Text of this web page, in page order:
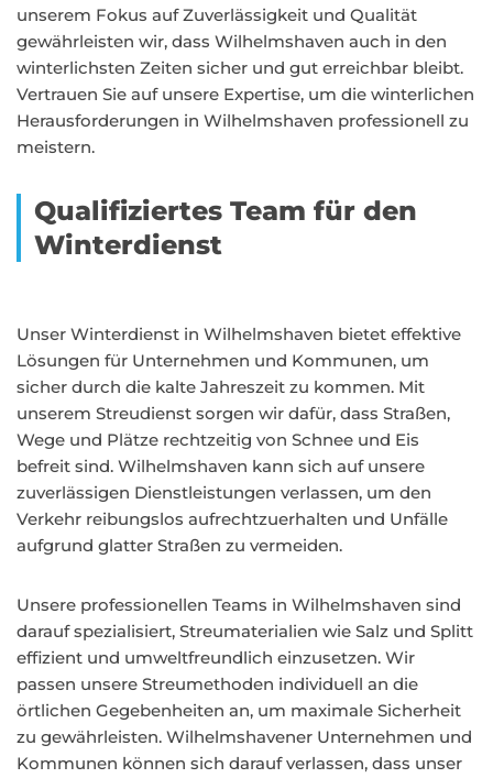
unserem Fokus auf Zuverlässigkeit und Qualität
gewährleisten wir, dass Wilhelmshaven auch in den
winterlichsten Zeiten sicher und gut erreichbar bleibt.
Vertrauen Sie auf unsere Expertise, um die winterlichen
Herausforderungen in Wilhelmshaven professionell zu
meistern.
Qualifiziertes Team für den
Winterdienst
Unser Winterdienst in Wilhelmshaven bietet effektive
Lösungen für Unternehmen und Kommunen, um
sicher durch die kalte Jahreszeit zu kommen. Mit
unserem Streudienst sorgen wir dafür, dass Straßen,
Wege und Plätze rechtzeitig von Schnee und Eis
befreit sind. Wilhelmshaven kann sich auf unsere
zuverlässigen Dienstleistungen verlassen, um den
Verkehr reibungslos aufrechtzuerhalten und Unfälle
aufgrund glatter Straßen zu vermeiden.
Unsere professionellen Teams in Wilhelmshaven sind
darauf spezialisiert, Streumaterialien wie Salz und Splitt
effizient und umweltfreundlich einzusetzen. Wir
passen unsere Streumethoden individuell an die
örtlichen Gegebenheiten an, um maximale Sicherheit
zu gewährleisten. Wilhelmshavener Unternehmen und
Kommunen können sich darauf verlassen, dass unser